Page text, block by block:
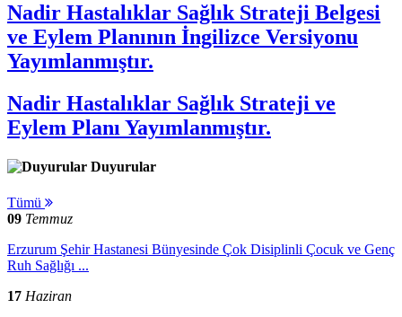
Nadir Hastalıklar Sağlık Strateji Belgesi
ve Eylem Planının İngilizce Versiyonu
Yayımlanmıştır.
Nadir Hastalıklar Sağlık Strateji ve
Eylem Planı Yayımlanmıştır.
Duyurular
Tümü
09 Temmuz
Erzurum Şehir Hastanesi Bünyesinde Çok Disiplinli Çocuk ve Genç
Ruh Sağlığı ...
17 Haziran